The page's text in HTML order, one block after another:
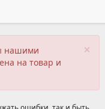
×
нашими
на товар и